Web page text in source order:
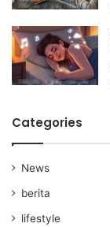
Categories
News
berita
lifestyle